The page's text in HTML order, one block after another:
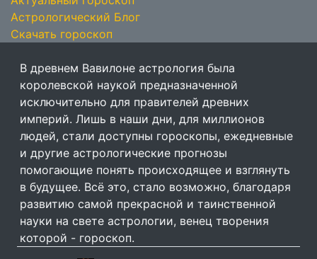
Астрологический Блог
Скачать гороскоп
В древнем Вавилоне астрология была
королевской наукой предназначенной
исключительно для правителей древних
империй. Лишь в наши дни, для миллионов
людей, стали доступны гороскопы, ежедневные
и другие астрологические прогнозы
помогающие понять происходящее и взглянуть
в будущее. Всё это, стало возможно, благодаря
развитию самой прекрасной и таинственной
науки на свете астрологии, венец творения
которой - гороскоп.